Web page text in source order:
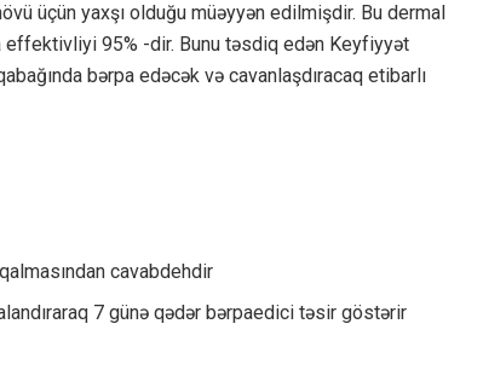
üçün yaxşı olduğu müəyyən edilmişdir. Bu dermal
effektivliyi 95% -dir. Bunu təsdiq edən Keyfiyyət
bərpa edəcək və cavanlaşdıracaq etibarlı
cavabdehdir
7 günə qədər bərpaedici təsir göstərir